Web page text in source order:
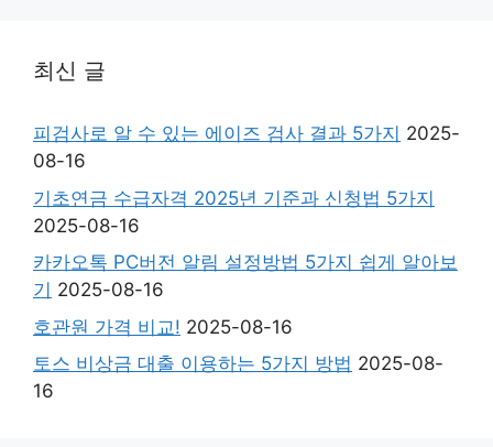
최신 글
피검사로 알 수 있는 에이즈 검사 결과 5가지 2025-
08-16
기초연금 수급자격 2025년 기준과 신청법 5가지
2025-08-16
카카오톡 PC버전 알림 설정방법 5가지 쉽게 알아보
기 2025-08-16
호관원 가격 비교! 2025-08-16
토스 비상금 대출 이용하는 5가지 방법 2025-08-
16